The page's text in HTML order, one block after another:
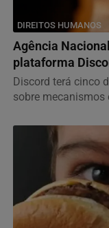
DIREITOS HUMANOS
Agência
plataforma
Discord terá cinco
sobre mecanismos